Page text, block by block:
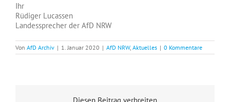
Ihr
Rüdiger Lucassen
Landessprecher der AfD NRW
Von AfD Archiv | 1. Januar 2020 | AfD NRW, Aktuelles | 0 Kommentare